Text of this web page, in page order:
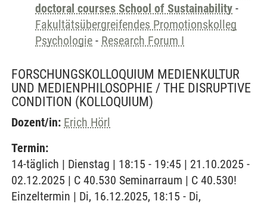
doctoral courses School of Sustainability -
Fakultätsübergreifendes Promotionskolleg
Psychologie - Research Forum I
FORSCHUNGSKOLLOQUIUM MEDIENKULTUR
UND MEDIENPHILOSOPHIE / THE DISRUPTIVE
CONDITION (KOLLOQUIUM)
Dozent/in: Erich Hörl
Termin:
14-täglich | Dienstag | 18:15 - 19:45 | 21.10.2025 -
02.12.2025 | C 40.530 Seminarraum | C 40.530!
Einzeltermin | Di, 16.12.2025, 18:15 - Di,